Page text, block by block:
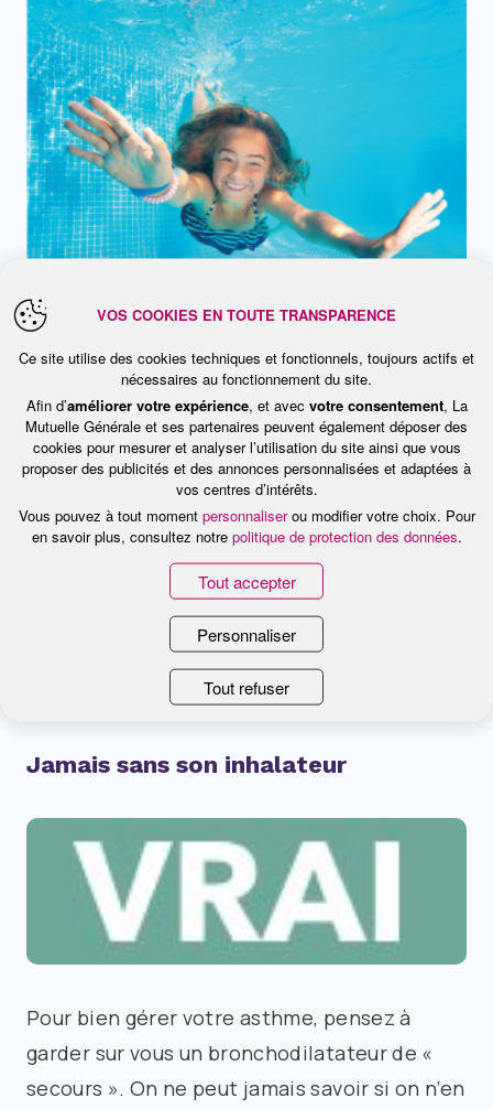
Contrairement à une idée reçue, l’activité
physique est recommandée aux
asthmatiques, et notamment aux enfants.
Les traitements sont faits pour pouvoir
mener une vie normale ! Si vous avez
tendance à ressentir des symptômes
pendant ou après le sport, prenez un
bronchodilatateur d’action rapide, à raison
d’une ou deux bouffées avant l’effort.
Jamais sans son inhalateur
Pour bien gérer votre asthme, pensez à
garder sur vous un bronchodilatateur de «
secours ». On ne peut jamais savoir si on n’en
VOS COOKIES EN TOUTE TRANSPARENCE
Ce site utilise des cookies techniques et fonctionnels, toujours actifs et
nécessaires au fonctionnement du site.
Afin d’améliorer votre expérience, et avec votre consentement, La
Mutuelle Générale et ses partenaires peuvent également déposer des
cookies pour mesurer et analyser l’utilisation du site ainsi que vous
proposer des publicités et des annonces personnalisées et adaptées à
vos centres d’intérêts.
Vous pouvez à tout moment personnaliserou modifier votre choix. Pour
en savoir plus, consultez notre politique de protection des données.
Tout accepter
Personnaliser
Tout refuser